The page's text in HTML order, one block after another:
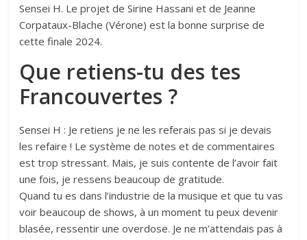
Sensei H. Le projet de Sirine Hassani et de Jeanne
Corpataux-Blache (Vérone) est la bonne surprise de
cette finale 2024.
Que retiens-tu des tes
Francouvertes ?
Sensei H : Je retiens je ne les referais pas si je devais
les refaire ! Le système de notes et de commentaires
est trop stressant. Mais, je suis contente de l’avoir fait
une fois, je ressens beaucoup de gratitude.
Quand tu es dans l’industrie de la musique et que tu vas
voir beaucoup de shows, à un moment tu peux devenir
blasée, ressentir une overdose. Je ne m’attendais pas à